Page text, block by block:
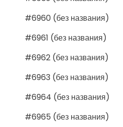
#6960 (без названия)
#6961 (без названия)
#6962 (без названия)
#6963 (без названия)
#6964 (без названия)
#6965 (без названия)